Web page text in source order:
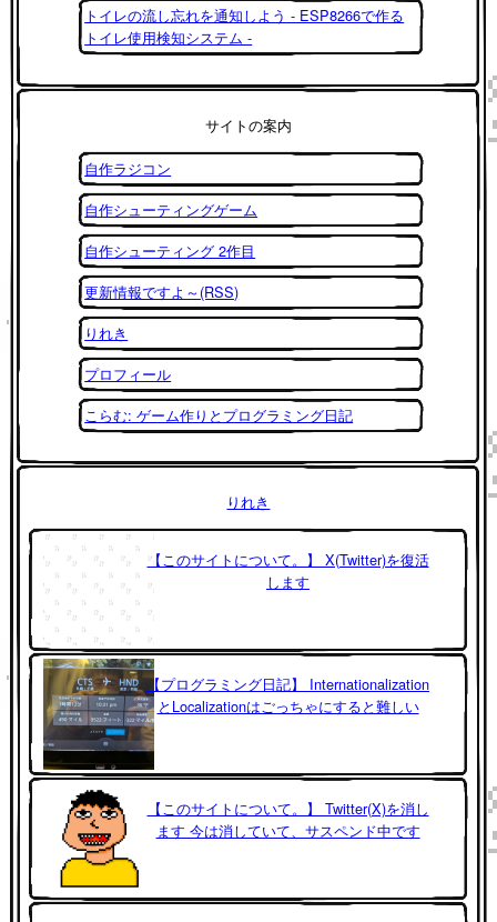
トイレの流し忘れを通知しよう - ESP8266で作る
トイレ使用検知システム -
サイトの案内
自作ラジコン
自作シューティングゲーム
自作シューティング 2作目
更新情報ですよ～(RSS)
りれき
プロフィール
こらむ: ゲーム作りとプログラミング日記
りれき
【このサイトについて。】 X(Twitter)を復活
します
【プログラミング日記】 Internationalization
とLocalizationはごっちゃにすると難しい
【このサイトについて。】 Twitter(X)を消し
ます 今は消していて、サスペンド中です